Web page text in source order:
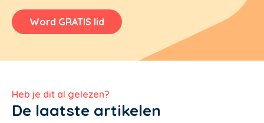
Word GRATIS lid
Heb je dit al gelezen?
De laatste artikelen